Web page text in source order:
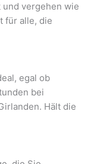
vergehen wie
für alle, die
egal ob
bei
Hält die